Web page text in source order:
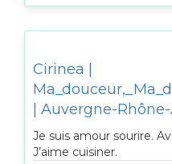
Cirinea |
| Auvergne-
Je suis amour sourire.
J’aime cuisiner.